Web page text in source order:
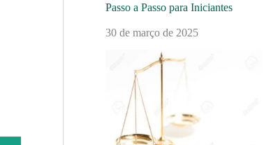
Passo a Passo para Iniciantes
30 de março de 2025